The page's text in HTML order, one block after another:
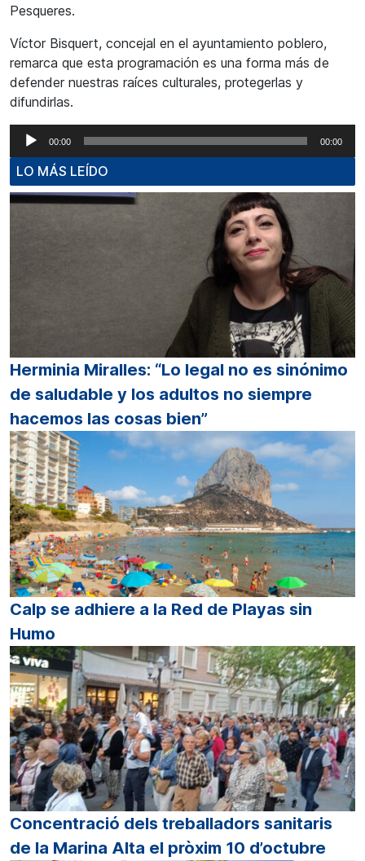
Pesqueres.
Víctor Bisquert, concejal en el ayuntamiento poblero,
remarca que esta programación es una forma más de
defender nuestras raíces culturales, protegerlas y
difundirlas.
Reproductor
audio
00:00 00:00
LO MÁS LEÍDO
Herminia Miralles: “Lo legal no es sinónimo
de saludable y los adultos no siempre
hacemos las cosas bien”
Calp se adhiere a la Red de Playas sin
Humo
Concentració dels treballadors sanitaris
de la Marina Alta el pròxim 10 d’octubre